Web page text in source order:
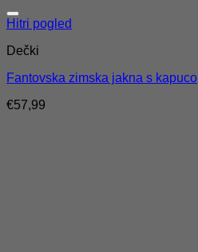
Hitri pogled
Dečki
Fantovska zimska jakna s kapuco
€57,99